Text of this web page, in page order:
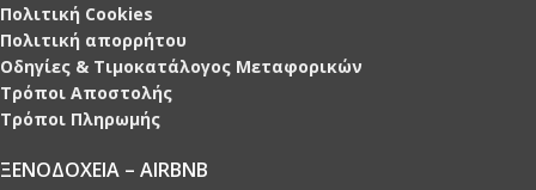
Πολιτική Cookies
Πολιτική απορρήτου
Οδηγίες & Τιμοκατάλογος Μεταφορικών
Τρόποι Αποστολής
Τρόποι Πληρωμής
ΞΕΝΟΔΟΧΕΙΑ – AIRBNB